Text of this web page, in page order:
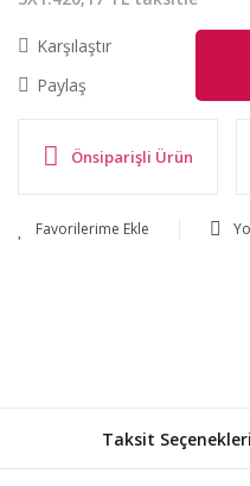
Karşılaştır
Paylaş
Önsiparişli Ürün
Taksit Seçenekleri